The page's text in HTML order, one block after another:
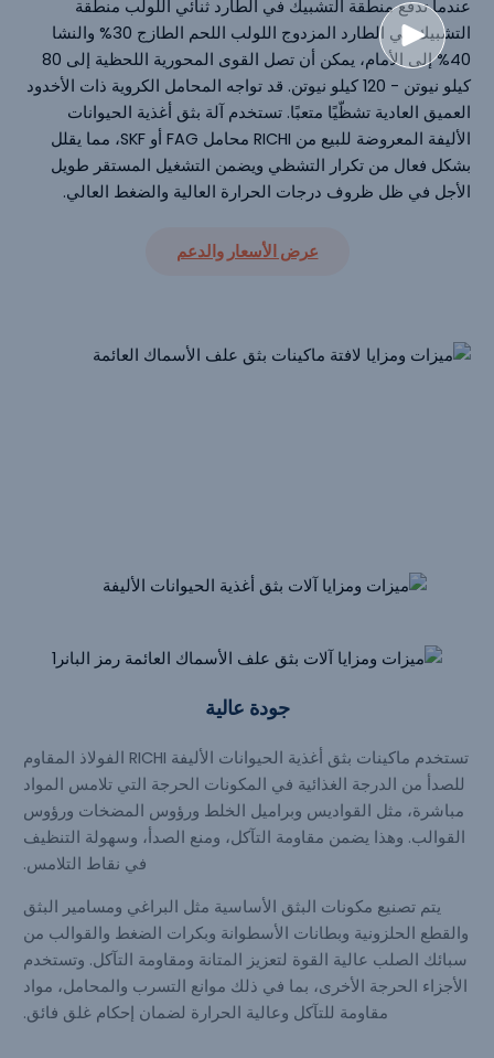
عندما تدفع منطقة التشبيك في الطارد ثنائي اللولب منطقة
التشبيك في الطارد المزدوج اللولب اللحم الطازج 30% والنشا
40% إلى الأمام، يمكن أن تصل القوى المحورية اللحظية إلى 80
كيلو نيوتن - 120 كيلو نيوتن. قد تواجه المحامل الكروية ذات الأخدود
العميق العادية تشظّيًا متعبًا. تستخدم آلة بثق أغذية الحيوانات
الأليفة المعروضة للبيع من RICHI محامل FAG أو SKF، مما يقلل
بشكل فعال من تكرار التشظي ويضمن التشغيل المستقر طويل
الأجل في ظل ظروف درجات الحرارة العالية والضغط العالي.
عرض الأسعار والدعم
جودة عالية
تستخدم ماكينات بثق أغذية الحيوانات الأليفة RICHI الفولاذ المقاوم
للصدأ من الدرجة الغذائية في المكونات الحرجة التي تلامس المواد
مباشرة، مثل القواديس وبراميل الخلط ورؤوس المضخات ورؤوس
القوالب. وهذا يضمن مقاومة التآكل، ومنع الصدأ، وسهولة التنظيف
في نقاط التلامس.
يتم تصنيع مكونات البثق الأساسية مثل البراغي ومسامير البثق
والقطع الحلزونية وبطانات الأسطوانة وبكرات الضغط والقوالب من
سبائك الصلب عالية القوة لتعزيز المتانة ومقاومة التآكل. وتستخدم
الأجزاء الحرجة الأخرى، بما في ذلك موانع التسرب والمحامل، مواد
مقاومة للتآكل وعالية الحرارة لضمان إحكام غلق فائق.